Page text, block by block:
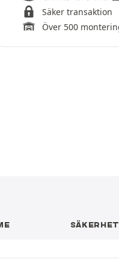
Säker transaktion
Över 500
SÄKERHET